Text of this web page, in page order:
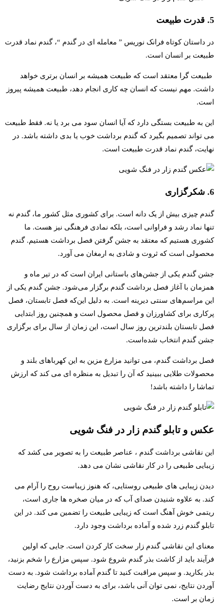
5. قدرت طبیعت
در داستان کوتاه فرانک نوریس ” معامله ای در گندم “، گندم نماد قدرت
طبیعت بر انسان است.
طبیعت گرا معتقد است که طبیعت همیشه بر انسان برتری خواهد
داشت. مهم نیست که انسان چه کاری انجام دهد، طبیعت همیشه پیروز
است.
این به طبیعت بستگی دارد که آیا انسان سود می برد یا نه. فقط طبیعت
می تواند تصمیم بگیرد که گندم برداشت خوب یا بدی داشته باشد. در
نهایت، گندم نماد قدرت طبیعت است.
6. شکرگزاری
گندم چیزی بیش از یک دانه است. برای کشوری مثل کشور ما، گندم نه
تنها نماد رشد و فراوانی است، بلکه نمادی فرهنگی نیز هست. ما
کشوری هستیم که معتقد به جشن گرفتن فصل برداشت هستیم. گندم
محصولی است که ثروت و شادی به ارمغان می آورد.
جشن گندم یکی از جشن‌های باستانی ایران است که در تیر ماه و
همزمان با آغاز فصل برداشت گندم برگزار می‌شود. جشن گندم یکی از
این مراسم‌های سنتی دیرینه است. به دلیل این‌که فصل تابستان، فصل
پرکاری برای کشاورزان و فصل محصول است و همچنین روز ابتدایی
فصل تابستان بلندترین روز سال است، این زمان از سال برای برگزاری
جشن گندم انتخاب شده‌است.
فصل برداشت گندم، می توانید مزارع مزین به این کهرباهای بلند و
محصولات طلایی ببینید که آن را تبدیل به منظره ای می کند که ارزش
تماشا را داشته باشد!
عکس و تابلو گندم زار در فنگ شویی
این نقاشی برداشت گندم ، عناصر طبیعت را به تصویر می کشد که
زیبایی طبیعی را در کار نقاشی نشان می دهد.
دیدن زیبایی های طبیعی روستایی، که هنوز زیباست روح را آرام می
کند. به علاوه شنیدن صدای آب که در میان صخره ها جاری است،
ریتمی خوش آهنگ است که زیبایی طبیعت را تضمین می کند. در این
تابلو گندم زرد شده و آماده برداشت وجود دارد.
معنای این نقاشی گندم زار سخت کار کردن است. جایی که اولین
فرآیند باید از کاشت بذر گندم شروع شود. سپس مزارع را شخم بزنید،
بذر بکارید. و سپس مراقبت کنید تا گندم آماده برداشت شود. به دست
آوردن نتایج، نمی توان آنی باشد، برای به دست آوردن نتایج رضایت
زمان بر است.